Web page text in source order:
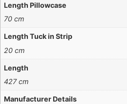
Length Pillowcase
70 cm
Length Tuck in Strip
20 cm
Length
427 cm
Manufacturer Details